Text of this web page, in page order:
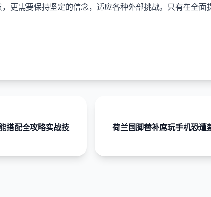
更需要保持坚定的信念，适应各种外部挑战。只有在全面
搭配全攻略实战技
荷兰国脚替补席玩手机恐遭